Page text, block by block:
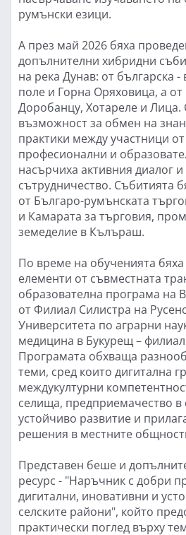
румънски езици.
А през май 2026 бяха
допълнителни хибридни
на река Дунав: от българска
поле и Горна Оряховица, а от
Доробанцу, Хотареле и Лица.
възможност за обмен на
практики между участници
професионални и
насърчиха активния диалог
сътрудничество. Събитията
от Българо-румънската
и Камарата за търговия,
земеделие в Кълъраш.
По време на обученията
елементи от съвместната
образователна програма на
от Филиал Силистра на
Университета по аграрни
медицина в Букурещ –
Програмата обхваща
теми, сред които дигитална
междукултурни
селища, предприемачество в
устойчиво развитие и
решения в местните
Представен беше и
ресурс - "Наръчник с добри
дигитални, иновативни и
селските райони", който
практически поглед върху